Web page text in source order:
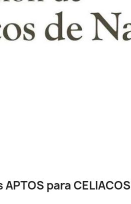
para CELIACOS